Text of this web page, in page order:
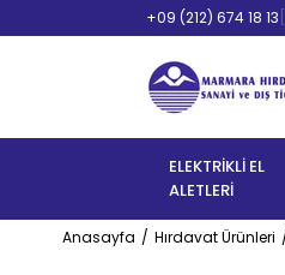
+09 (212) 674 18 13
ELEKTRİKLİ EL
ALETLERİ
Anasayfa Hırdavat Ürünleri